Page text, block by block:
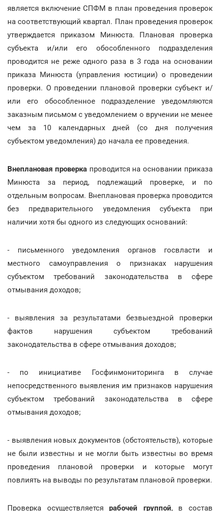
является включение СПФМ в план проведения проверок
на соответствующий квартал. План проведения проверок
утверждается приказом Минюста. Плановая проверка
субъекта и/или его обособленного подразделения
проводится не реже одного раза в 3 года на основании
приказа Минюста (управления юстиции) о проведении
проверки. О проведении плановой проверки субъект и/
или его обособленное подразделение уведомляются
заказным письмом с уведомлением о вручении не менее
чем за 10 календарных дней (со дня получения
субъектом уведомления) до начала ее проведения.
Внеплановая проверкапроводится на основании приказа
Минюста за период, подлежащий проверке, и по
отдельным вопросам. Внеплановая проверка проводится
без предварительного уведомления субъекта при
наличии хотя бы одного из следующих оснований:
- письменного уведомления органов госвласти и
местного самоуправления о признаках нарушения
субъектом требований законодательства в сфере
отмывания доходов;
- выявления за результатами безвыездной проверки
фактов нарушения субъектом требований
законодательства в сфере отмывания доходов;
- по инициативе Госфинмониторинга в случае
непосредственного выявления им признаков нарушения
субъектом требований законодательства в сфере
отмывания доходов;
- выявления новых документов (обстоятельств), которые
не были известны и не могли быть известны во время
проведения плановой проверки и которые могут
повлиять на выводы по результатам плановой проверки.
Проверка осуществляетсярабочей группой, в состав